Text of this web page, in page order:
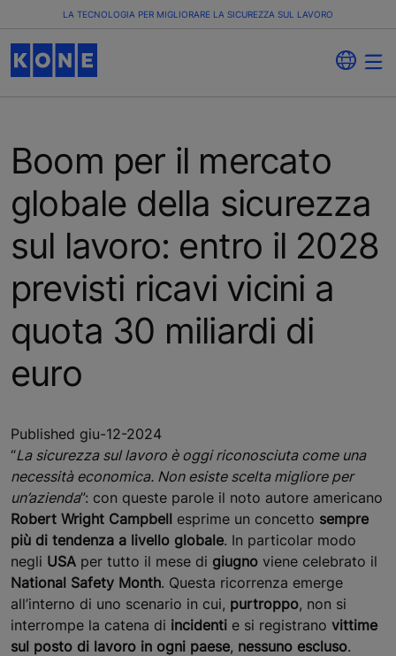
LA TECNOLOGIA PER MIGLIORARE LA SICUREZZA SUL LAVORO
Boom per il mercato
globale della sicurezza
sul lavoro: entro il 2028
previsti ricavi vicini a
quota 30 miliardi di
euro
Published giu-12-2024
“La sicurezza sul lavoro è oggi riconosciuta come una
necessità economica. Non esiste scelta migliore per
un’azienda”: con queste parole il noto autore americano
Robert Wright Campbell esprime un concetto sempre
più di tendenza a livello globale. In particolar modo
negli USA per tutto il mese di giugno viene celebrato il
National Safety Month. Questa ricorrenza emerge
all’interno di uno scenario in cui, purtroppo, non si
interrompe la catena di incidenti e si registrano vittime
sul posto di lavoro in ogni paese, nessuno escluso.